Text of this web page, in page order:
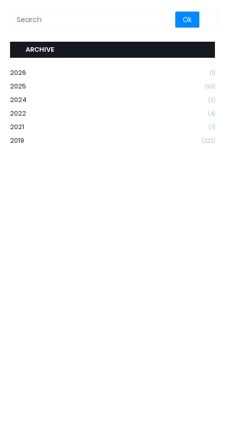
ARCHIVE
2026 (1)
2025 (93)
2024 (2)
2022 (4)
2021 (7)
2019 (222)